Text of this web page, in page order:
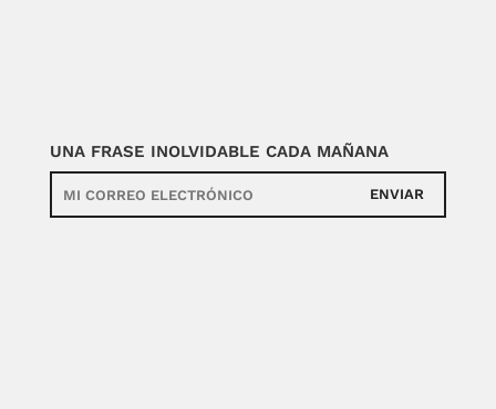
UNA FRASE INOLVIDABLE CADA MAÑANA
ENVIAR